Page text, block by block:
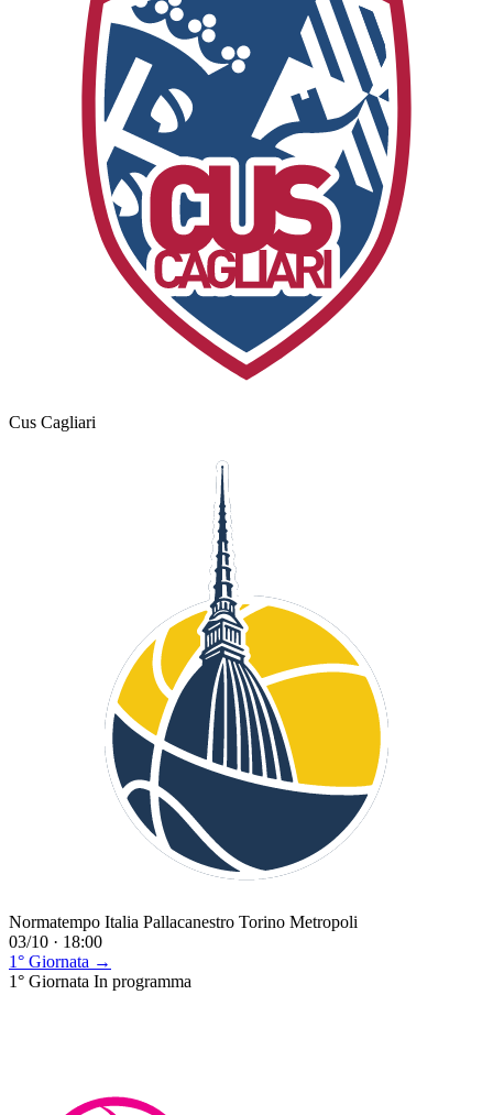
Cus Cagliari
Normatempo Italia Pallacanestro Torino Metropoli
03/10 · 18:00
1° Giornata →
1° Giornata In programma